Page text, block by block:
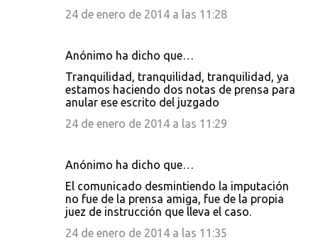
24 de enero de 2014 a las 11:28
Anónimo ha dicho que…
Tranquilidad, tranquilidad, tranquilidad, ya
estamos haciendo dos notas de prensa para
anular ese escrito del juzgado
24 de enero de 2014 a las 11:29
Anónimo ha dicho que…
El comunicado desmintiendo la imputación
no fue de la prensa amiga, fue de la propia
juez de instrucción que lleva el caso.
24 de enero de 2014 a las 11:35